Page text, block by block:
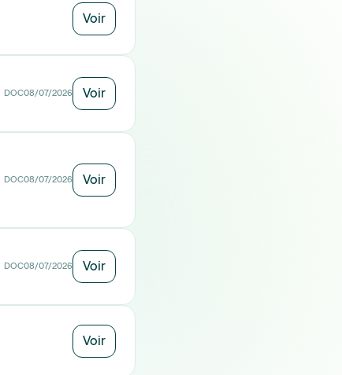
Voir
DOC08/07/2026 Voir
DOC08/07/2026 Voir
DOC08/07/2026 Voir
Voir